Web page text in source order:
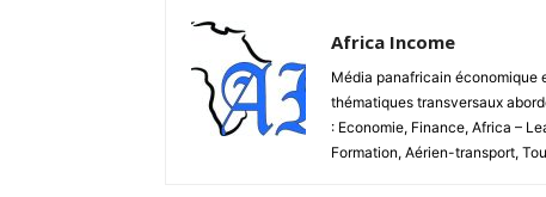
Africa Income
Média panafricain économique
thématiques transversaux
: Economie, Finance, Africa –
Formation, Aérien-transport,